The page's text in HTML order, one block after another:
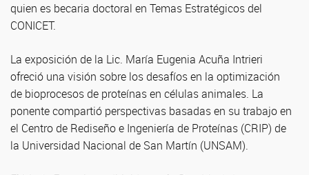
quien es becaria doctoral en Temas Estratégicos del
CONICET.
La exposición de la Lic. María Eugenia Acuña Intrieri
ofreció una visión sobre los desafíos en la optimización
de bioprocesos de proteínas en células animales. La
ponente compartió perspectivas basadas en su trabajo en
el Centro de Rediseño e Ingeniería de Proteínas (CRIP) de
la Universidad Nacional de San Martín (UNSAM).